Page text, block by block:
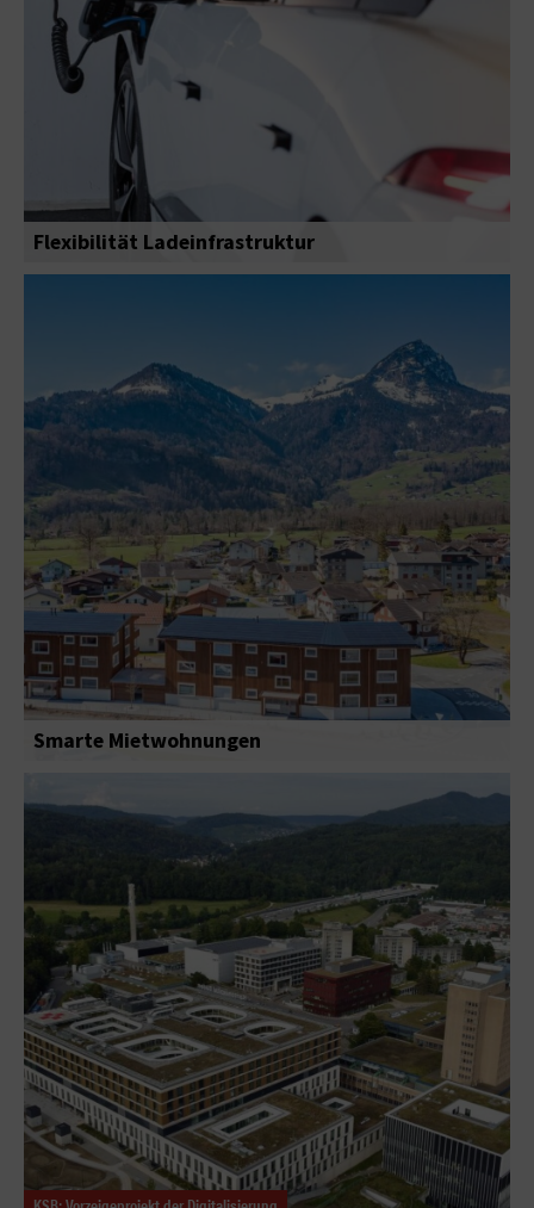
Flexibilität Ladeinfrastruktur
Smarte Mietwohnungen